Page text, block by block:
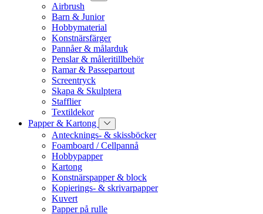
Airbrush
Barn & Junior
Hobbymaterial
Konstnärsfärger
Pannåer & målarduk
Penslar & måleritillbehör
Ramar & Passepartout
Screentryck
Skapa & Skulptera
Stafflier
Textildekor
Papper & Kartong
Antecknings- & skissböcker
Foamboard / Cellpannå
Hobbypapper
Kartong
Konstnärspapper & block
Kopierings- & skrivarpapper
Kuvert
Papper på rulle